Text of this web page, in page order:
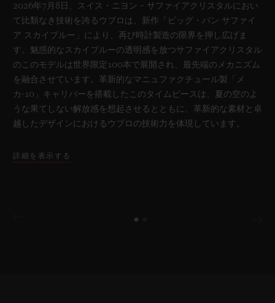
2026年7月8日、スイス・ニヨン – サファイアクリスタルにおい
て比類なき技術を誇るウブロは、新作「ビッグ・バン サファイ
ア スカイブルー」により、再び時計製造の限界を押し広げま
す。魅惑的なスカイブルーの透明感を放つサファイアクリスタル
のこのモデルは世界限定100本で展開され、最先端のメカニズム
を融合させています。革新的なマニュファクチュール製「メ
カ-10」キャリバーを搭載したこのタイムピースは、夏の空のよ
うな果てしない解放感を想起させるとともに、革新的な素材と卓
越したデザインにおけるウブロの技術力を体現しています。
詳細を表示する